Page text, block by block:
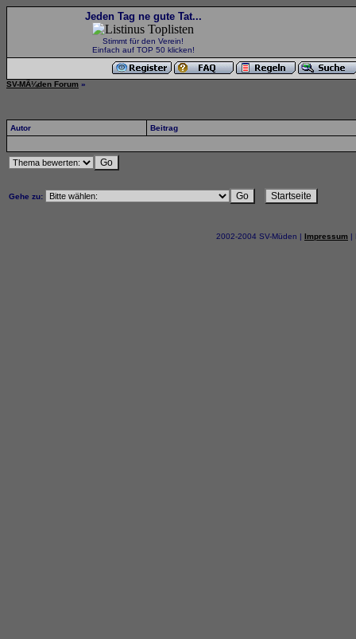
Jeden Tag ne gute Tat...
Stimmt für den Verein!
Einfach auf TOP 50 klicken!
SV-MÃ¼den Forum »
Autor Beitrag
Gehe zu:
2002-2004 SV-Müden | Impressum |